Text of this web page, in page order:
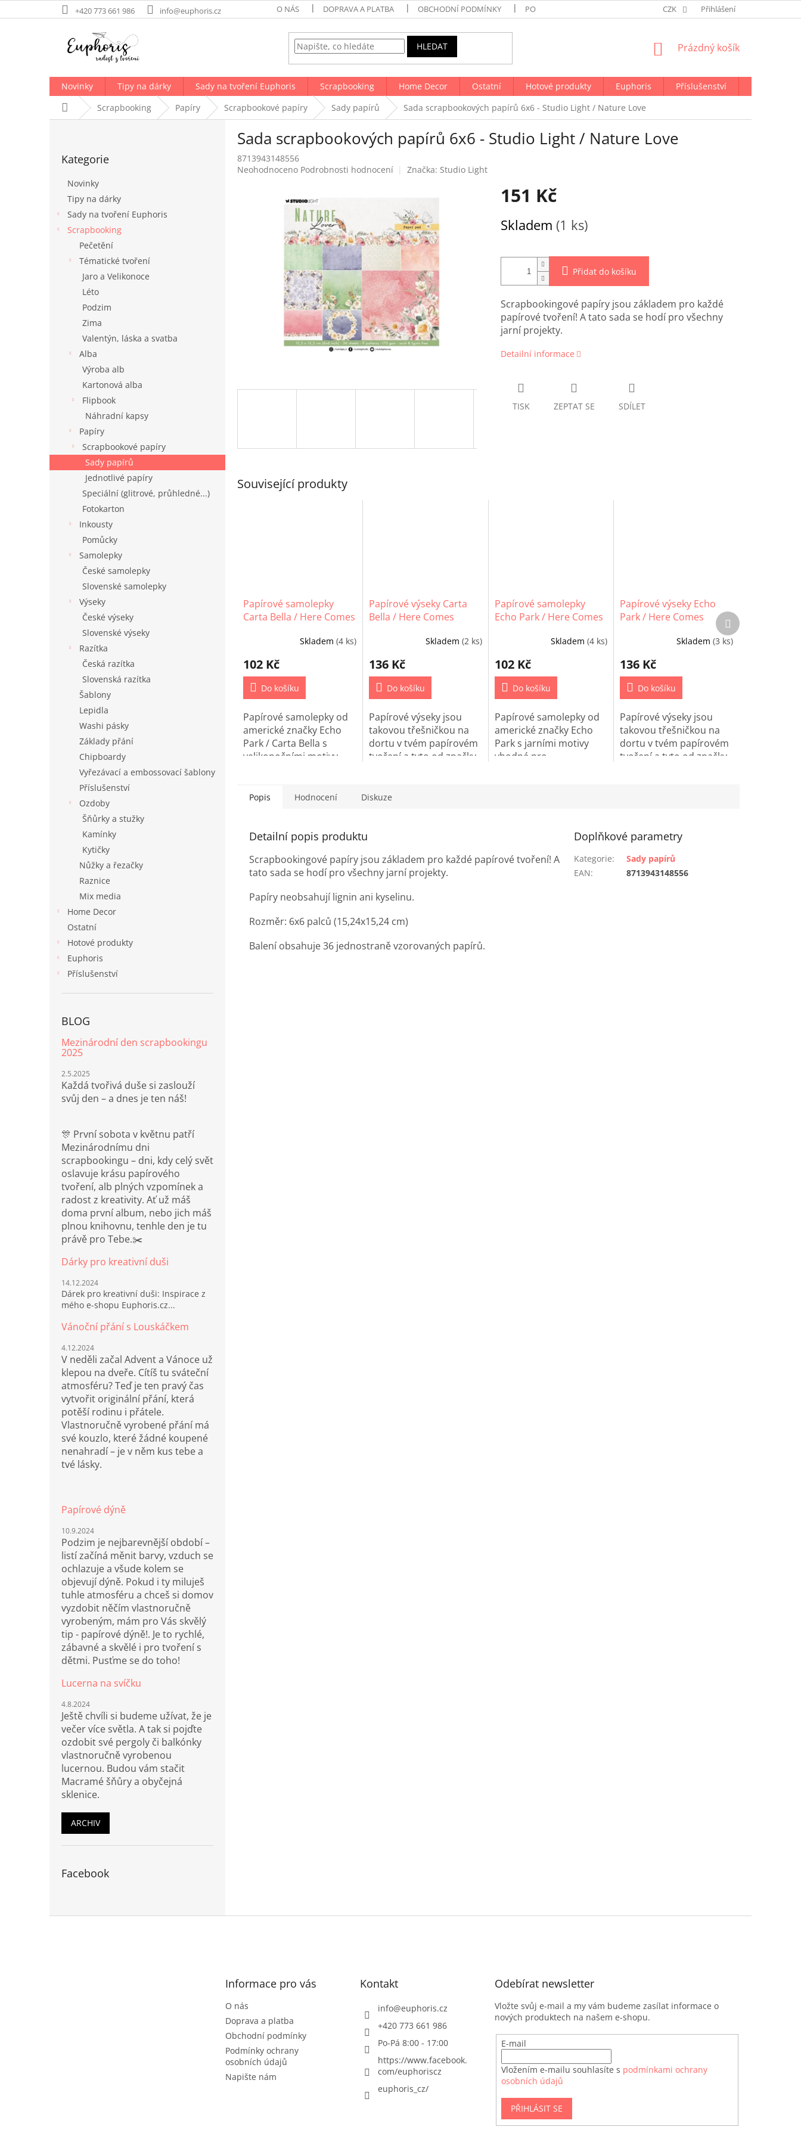
na
+420 773 661 986 info@euphoris.cz O NÁS DOPRAVA A PLATBA OBCHODNÍ PODMÍNKY PODMÍNKY OCHRANY OSOBNÍCH ÚDAJŮ NAPIŠTE NÁM
CZK Přihlášení
HLEDAT
NÁKUPNÍ
Prázdný košík
Novinky Tipy na dárky Sady na tvoření Euphoris Scrapbooking Home Decor Ostatní Hotové produkty Euphoris Příslušenství
Domů Scrapbooking Papíry Scrapbookové papíry Sady papírů Sada scrapbookových papírů 6x6 - Studio Light / Nature Love
kategorie
Kategorie
Novinky
Tipy na dárky
Sady na tvoření Euphoris
Scrapbooking
Pečetění
Tématické tvoření
Jaro a Velikonoce
Léto
Podzim
Zima
Valentýn, láska a svatba
Alba
Výroba alb
Kartonová alba
Flipbook
Náhradní kapsy
Papíry
Scrapbookové papíry
Sady papírů
Jednotlivé papíry
Speciální (glitrové, průhledné...)
Fotokarton
Inkousty
Pomůcky
Samolepky
České samolepky
Slovenské samolepky
Výseky
České výseky
Slovenské výseky
Razítka
Česká razítka
Slovenská razítka
Šablony
Lepidla
Washi pásky
Základy přání
Chipboardy
Vyřezávací a embossovací šablony
Příslušenství
Ozdoby
Šňůrky a stužky
Kamínky
Kytičky
Nůžky a řezačky
Raznice
Mix media
Home Decor
Ostatní
Hotové produkty
Euphoris
Příslušenství
BLOG
Mezinárodní den scrapbookingu
2025
2.5.2025
Každá tvořivá duše si zaslouží
svůj den – a dnes je ten náš!
🎊 První sobota v květnu patří
Mezinárodnímu dni
scrapbookingu – dni, kdy celý svět
oslavuje krásu papírového
tvoření, alb plných vzpomínek a
radost z kreativity. Ať už máš
doma první album, nebo jich máš
plnou knihovnu, tenhle den je tu
právě pro Tebe.✂️
Dárky pro kreativní duši
14.12.2024
Dárek pro kreativní duši: Inspirace z
mého e-shopu Euphoris.cz...
Vánoční přání s Louskáčkem
4.12.2024
V neděli začal Advent a Vánoce už
klepou na dveře. Cítíš tu sváteční
atmosféru? Teď je ten pravý čas
vytvořit originální přání, která
potěší rodinu i přátele.
Vlastnoručně vyrobené přání má
své kouzlo, které žádné koupené
nenahradí – je v něm kus tebe a
tvé lásky.
Papírové dýně
10.9.2024
Podzim je nejbarevnější období –
listí začíná měnit barvy, vzduch se
ochlazuje a všude kolem se
objevují dýně. Pokud i ty miluješ
tuhle atmosféru a chceš si domov
vyzdobit něčím vlastnoručně
vyrobeným, mám pro Vás skvělý
tip - papírové dýně!. Je to rychlé,
zábavné a skvělé i pro tvoření s
dětmi. Pusťme se do toho!
Lucerna na svíčku
4.8.2024
Ještě chvíli si budeme užívat, že je
večer více světla. A tak si pojďte
ozdobit své pergoly či balkónky
vlastnoručně vyrobenou
lucernou. Budou vám stačit
Macramé šňůry a obyčejná
sklenice.
ARCHIV
Facebook
Sada scrapbookových papírů 6x6 - Studio Light / Nature Love
8713943148556
Průměrné
Neohodnoceno Podrobnosti hodnocení Značka: Studio Light
151 Kč
cena:
Skladem (1 ks)
Přidat do košíku
Scrapbookingové papíry jsou základem pro každé
papírové tvoření! A tato sada se hodí pro všechny
jarní projekty.
Detailní informace
TISK ZEPTAT SE SDÍLET
Související produkty
Papírové samolepky
Carta Bella / Here Comes
Skladem (4 ks)
102 Kč
Do košíku
Papírové samolepky od
americké značky Echo
Park / Carta Bella s
velikonočními motivy
cardmaking nebo
Papírové výseky Carta
Bella / Here Comes
Skladem (2 ks)
136 Kč
Do košíku
Papírové výseky jsou
takovou třešničkou na
dortu v tvém papírovém
tvoření a tyto od značky
velikonoční projekty.
Papírové samolepky
Echo Park / Here Comes
Skladem(4 ks)
102 Kč
Do košíku
Papírové samolepky od
americké značky Echo
Park s jarními motivy
vhodné pro
Papírové výseky Echo
Park / Here Comes
Skladem (3 ks)
136 Kč
Do košíku
Papírové výseky jsou
takovou třešničkou na
dortu v tvém papírovém
tvoření a tyto od značky
Další
produkt
Popis Hodnocení Diskuze
Detailní popis produktu
Scrapbookingové papíry jsou základem pro každé papírové tvoření! A
tato sada se hodí pro všechny jarní projekty.
Papíry neobsahují lignin ani kyselinu.
Rozměr: 6x6 palců (15,24x15,24 cm)
Balení obsahuje 36 jednostraně vzorovaných papírů.
Doplňkové parametry
Kategorie:
Sady papírů
EAN: 8713943148556
Informace pro vás
O nás
Doprava a platba
Obchodní podmínky
Podmínky ochrany
osobních údajů
Napište nám
Kontakt
info@euphoris.cz
+420 773 661 986
Po-Pá 8:00 - 17:00
https://www.facebook.
com/euphoriscz
euphoris_cz/
Odebírat newsletter
Vložte svůj e-mail a my vám budeme zasílat informace o
nových produktech na našem e-shopu.
E-mail
Vložením e-mailu souhlasíte s podmínkami ochrany
osobních údajů
PŘIHLÁSIT SE